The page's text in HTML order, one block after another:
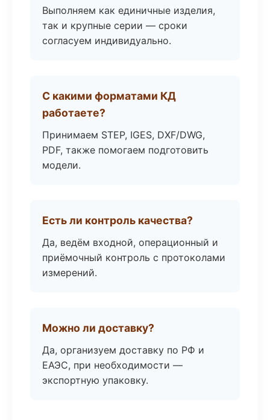
Выполняем как единичные изделия,
так и крупные серии — сроки
согласуем индивидуально.
С какими форматами КД
работаете?
Принимаем STEP, IGES, DXF/DWG,
PDF, также помогаем подготовить
модели.
Есть ли контроль качества?
Да, ведём входной, операционный и
приёмочный контроль с протоколами
измерений.
Можно ли доставку?
Да, организуем доставку по РФ и
ЕАЭС, при необходимости —
экспортную упаковку.